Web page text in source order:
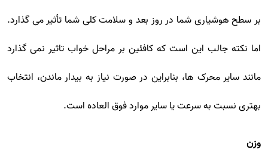
بر سطح هوشیاری شما در روز بعد و سلامت کلی شما تأثیر می گذارد.
اما نکته جالب این است که کافئین بر مراحل خواب تاثیر نمی گذارد
مانند سایر محرک ها، بنابراین در صورت نیاز به بیدار ماندن، انتخاب
بهتری نسبت به سرعت یا سایر موارد فوق العاده است.
وزن